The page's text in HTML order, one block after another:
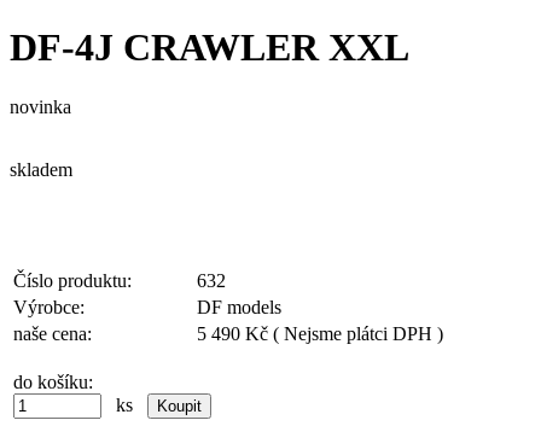
DF-4J CRAWLER XXL
novinka
skladem
Číslo produktu:
632
Výrobce:
DF models
naše cena:
5 490 Kč ( Nejsme plátci DPH )
do košíku:
ks